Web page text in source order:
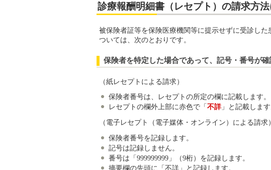
診療報酬明細書（レセプト）の請求方
被保険者証等を保険医療機関等に提示せずに受診し
ついては、次のとおりです。
保険者を特定した場合であって、記号・番号が
（紙レセプトによる請求）
保険者番号は、レセプトの所定の欄に記載します。
レセプトの欄外上部に赤色で「 不詳」と記載します
（電子レセプト（電子媒体・オンライン）による請求）
保険者番号を記録します。
記号は記録しません。
番号は「999999999」（9桁）を記録します。
摘要欄の先頭に「不詳」と記録します。